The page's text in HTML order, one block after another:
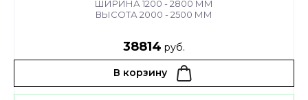
ШИРИНА 1200 - 2800 ММ
ВЫСОТА 2000 - 2500 ММ
38814 руб.
В корзину